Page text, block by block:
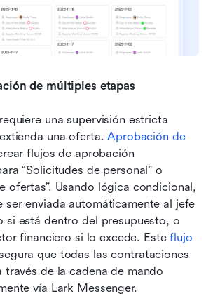
de múltiples etapas
una supervisión estricta
una oferta. Aprobación de
flujos de aprobación
“Solicitudes de personal” o
ofertas”. Usando lógica condicional,
ser enviada automáticamente al jefe
si está dentro del presupuesto, o
financiero si lo excede. Este flujo
que todas las contrataciones
través de la cadena de mando
vía Lark Messenger.